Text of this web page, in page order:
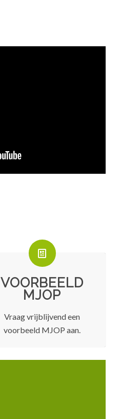
VOORBEELD
MJOP
Vraag vrijblijvend een
voorbeeld MJOP aan.